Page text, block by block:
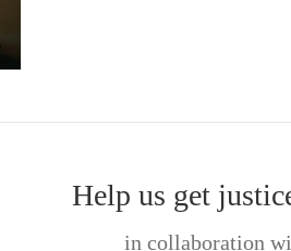
Help us get
in collaboration